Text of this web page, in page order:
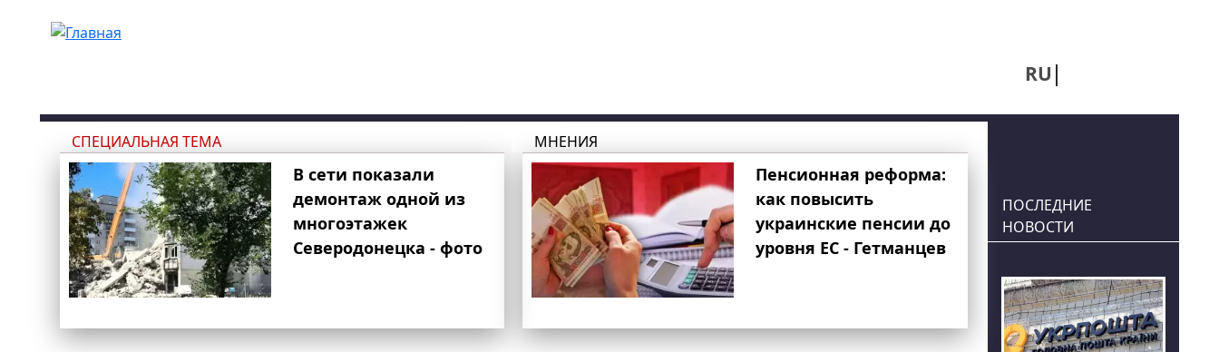
RU
СПЕЦИАЛЬНАЯ ТЕМА
В сети показали
демонтаж одной из
многоэтажек
Северодонецка - фото
МНЕНИЯ
Пенсионная реформа:
как повысить
украинские пенсии до
уровня ЕС - Гетманцев
ПОСЛЕДНИЕ
НОВОСТИ